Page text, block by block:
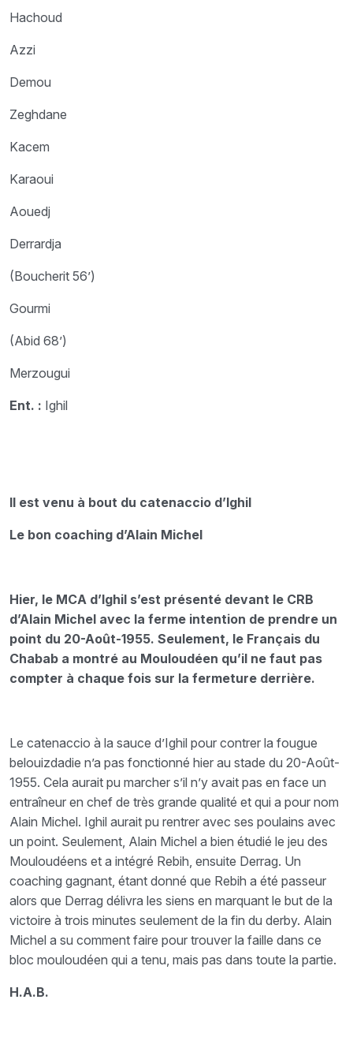
Hachoud
Azzi
Demou
Zeghdane
Kacem
Karaoui
Aouedj
Derrardja
(Boucherit 56’)
Gourmi
(Abid 68’)
Merzougui
Ent. : Ighil
Il est venu à bout du catenaccio d’Ighil
Le bon coaching d’Alain Michel
Hier, le MCA d’Ighil s’est présenté devant le CRB
d’Alain Michel avec la ferme intention de prendre un
point du 20-Août-1955. Seulement, le Français du
Chabab a montré au Mouloudéen qu’il ne faut pas
compter à chaque fois sur la fermeture derrière.
Le catenaccio à la sauce d’Ighil pour contrer la fougue
belouizdadie n’a pas fonctionné hier au stade du 20-Août-
1955. Cela aurait pu marcher s’il n’y avait pas en face un
entraîneur en chef de très grande qualité et qui a pour nom
Alain Michel. Ighil aurait pu rentrer avec ses poulains avec
un point. Seulement, Alain Michel a bien étudié le jeu des
Mouloudéens et a intégré Rebih, ensuite Derrag. Un
coaching gagnant, étant donné que Rebih a été passeur
alors que Derrag délivra les siens en marquant le but de la
victoire à trois minutes seulement de la fin du derby. Alain
Michel a su comment faire pour trouver la faille dans ce
bloc mouloudéen qui a tenu, mais pas dans toute la partie.
H.A.B.